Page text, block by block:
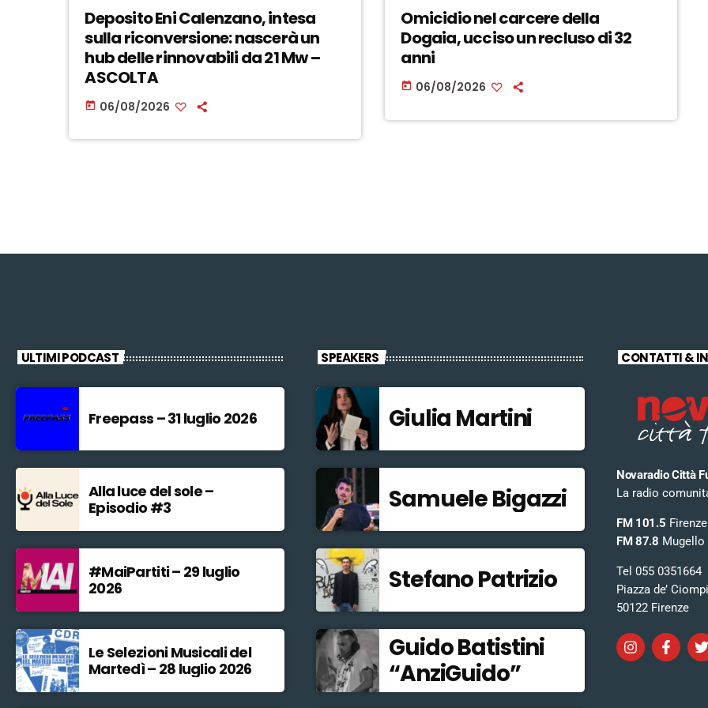
Deposito Eni Calenzano, intesa
sulla riconversione: nascerà un
hub delle rinnovabili da 21 Mw –
ASCOLTA
today 06/08/2026
Omicidio nel carcere della
Dogaia, ucciso un recluso di 32
anni
today 06/08/2026
ULTIMI PODCAST
Freepass – 31 luglio 2026
Alla luce del sole –
Episodio #3
#MaiPartiti – 29 luglio
2026
Le Selezioni Musicali del
Martedì – 28 luglio 2026
SPEAKERS
Giulia Martini
Samuele Bigazzi
Stefano Patrizio
Guido Batistini
“AnziGuido”
CONTATTI &
Novaradio Città
La radio
FM 101.5
FM 87.8 Mugello
Tel 055 0351664
Piazza de’
50122 Firenze